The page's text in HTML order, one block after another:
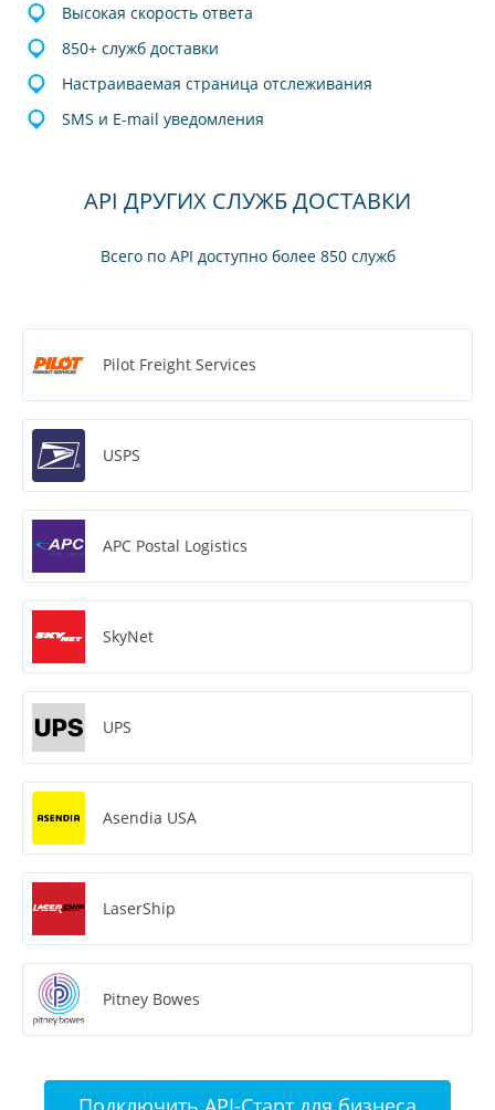
Высокая скорость ответа
850+ служб доставки
Настраиваемая страница отслеживания
SMS и E-mail уведомления
API ДРУГИХ СЛУЖБ ДОСТАВКИ
Всего по API доступно более 850 служб
Pilot Freight Services
USPS
APC Postal Logistics
SkyNet
UPS
Asendia USA
LaserShip
Pitney Bowes